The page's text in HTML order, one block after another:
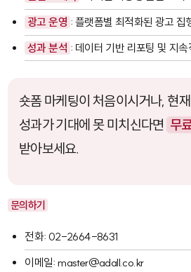
광고 운영 : 플랫폼별 최적화된 광고 집
성과 분석 : 데이터 기반 리포팅 및 지속
숏폼 마케팅이 처음이시거나, 현
성과가 기대에 못 미치신다면 무
받아보세요.
문의하기
전화: 02-2664-8631
이메일: master@adall.co.kr